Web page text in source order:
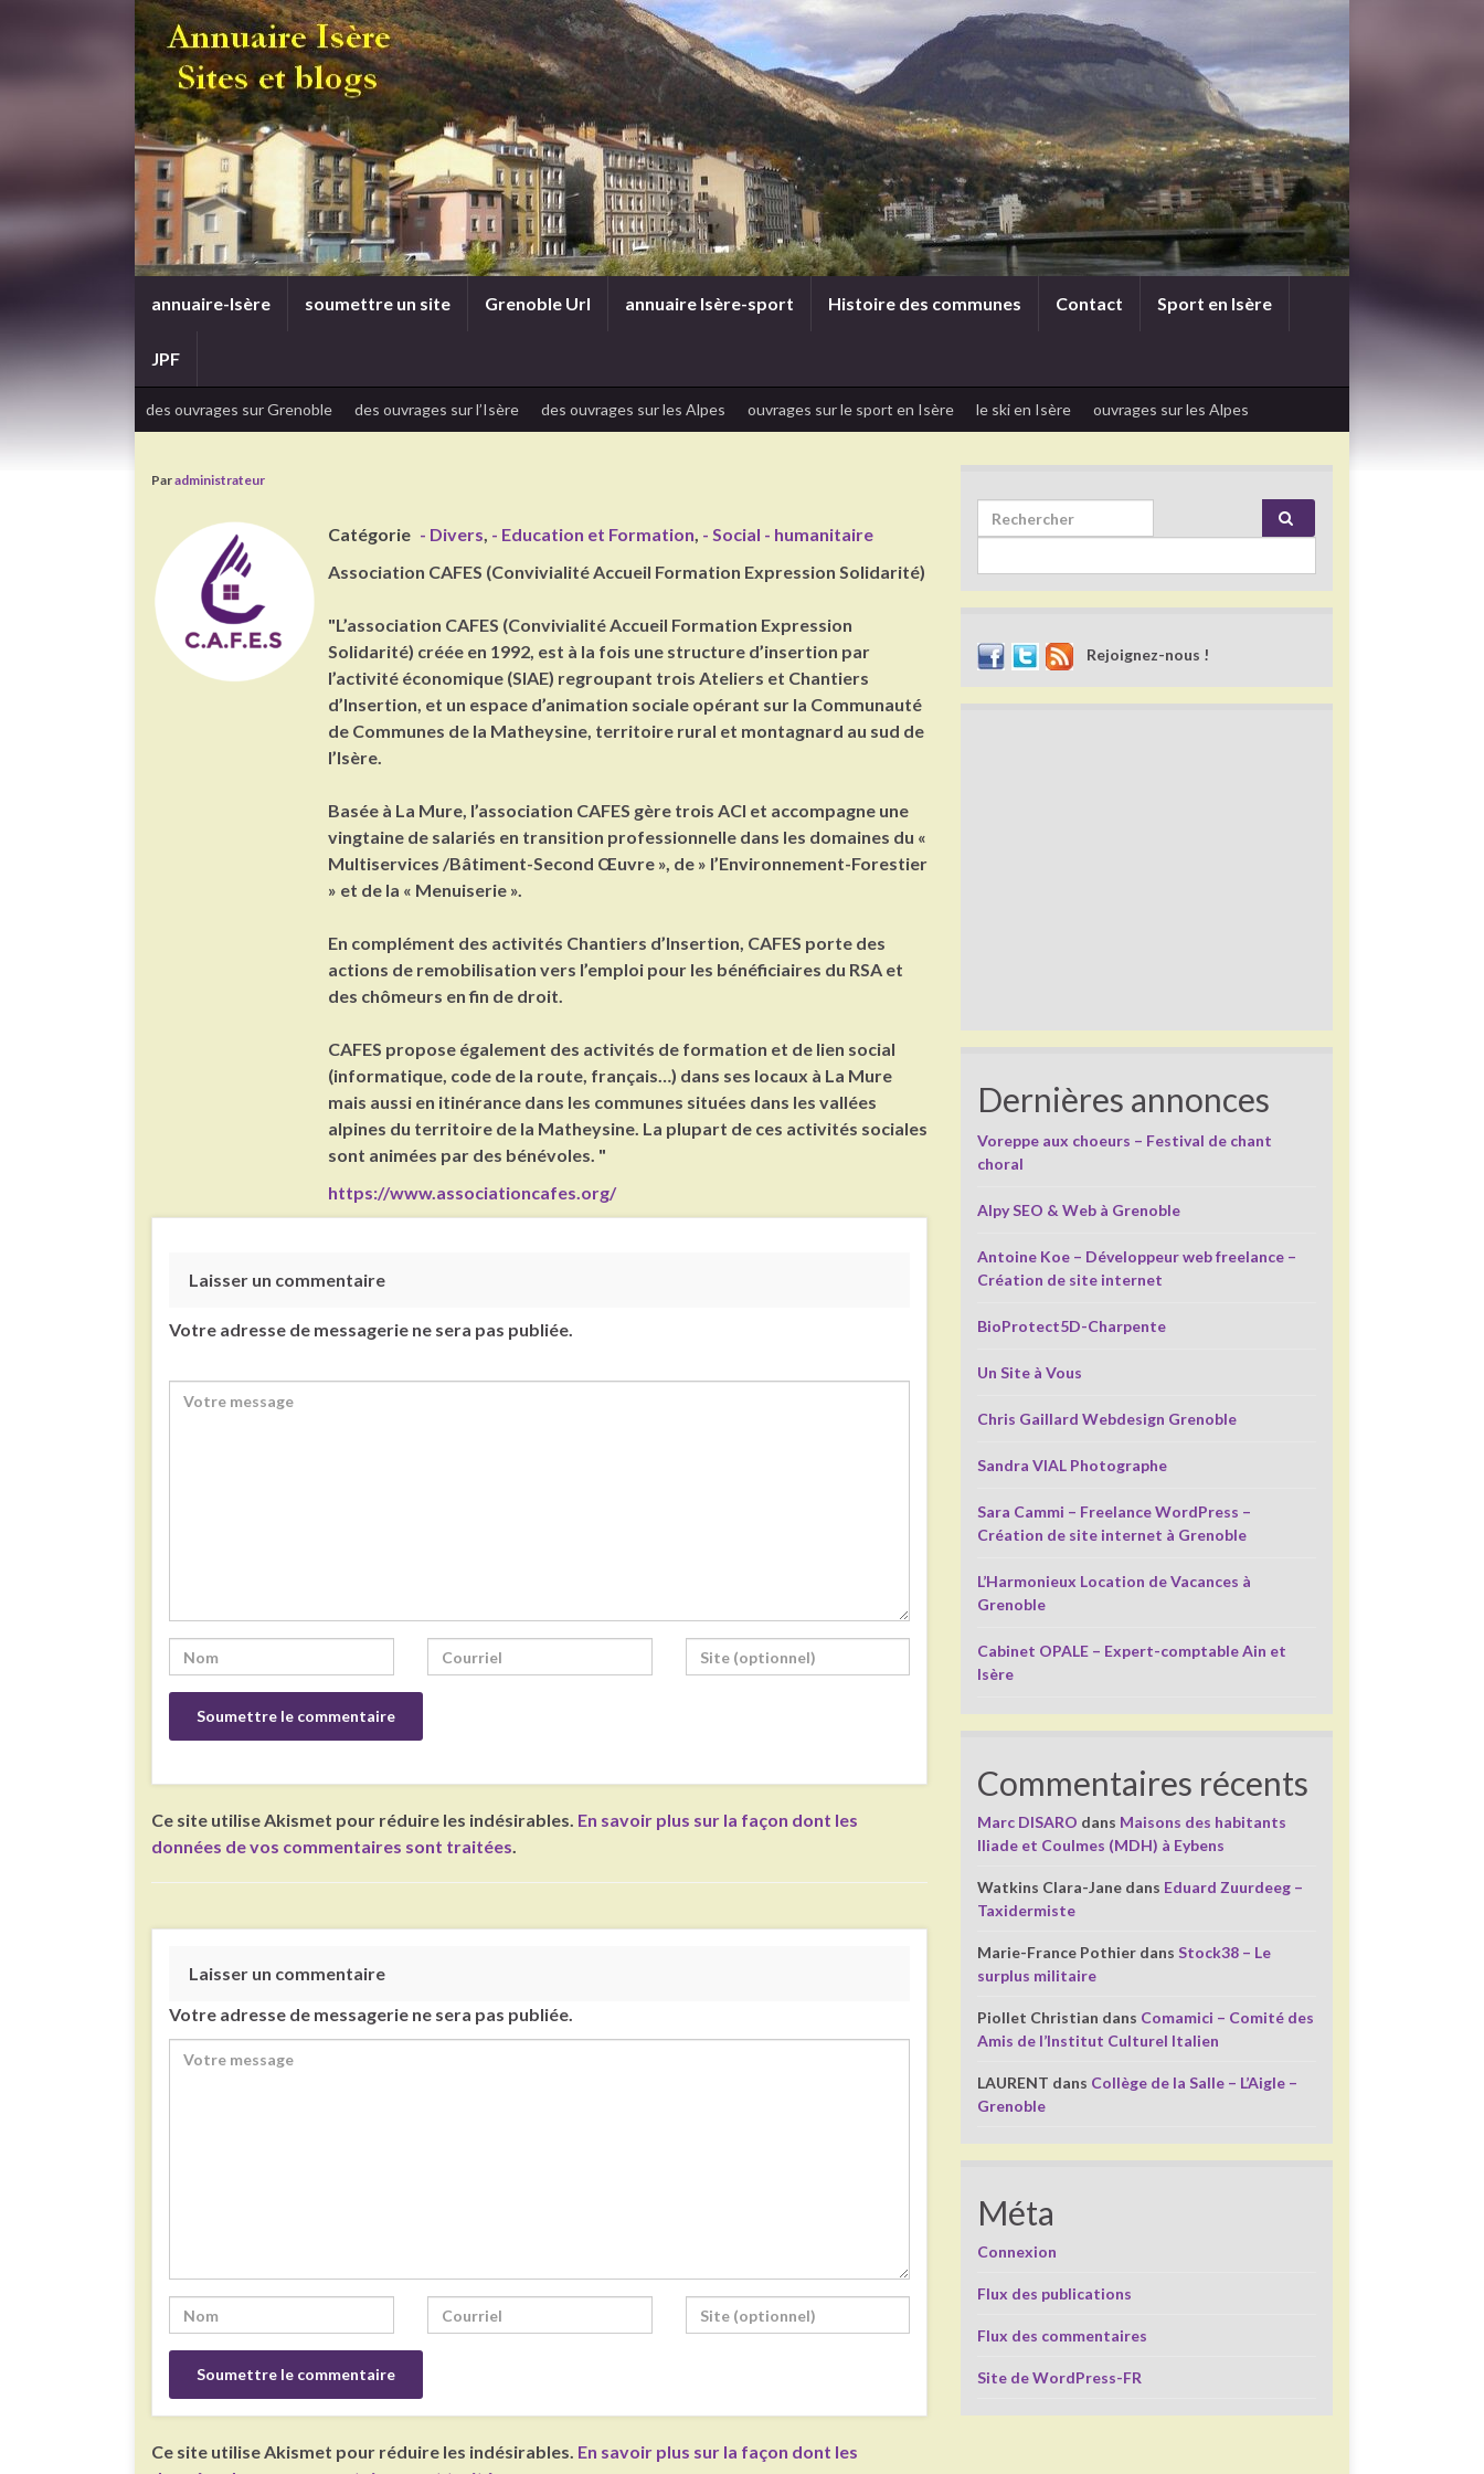
annuaire-Isère soumettre un site Grenoble Url annuaire Isère-sport Histoire des communes Contact Sport en Isère
JPF
des ouvrages sur Grenoble des ouvrages sur l’Isère des ouvrages sur les Alpes ouvrages sur le sport en Isère le ski en Isère ouvrages sur les Alpes
Paradministrateur
Catégorie - Divers, - Education et Formation, - Social - humanitaire
Association CAFES (Convivialité Accueil Formation Expression Solidarité)
"L’association CAFES (Convivialité Accueil Formation Expression
Solidarité) créée en 1992, est à la fois une structure d’insertion par
l’activité économique (SIAE) regroupant trois Ateliers et Chantiers
d’Insertion, et un espace d’animation sociale opérant sur la Communauté
de Communes de la Matheysine, territoire rural et montagnard au sud de
l’Isère.
Basée à La Mure, l’association CAFES gère trois ACI et accompagne une
vingtaine de salariés en transition professionnelle dans les domaines du «
Multiservices /Bâtiment-Second Œuvre », de » l’Environnement-Forestier
» et de la « Menuiserie ».
En complément des activités Chantiers d’Insertion, CAFES porte des
actions de remobilisation vers l’emploi pour les bénéficiaires du RSA et
des chômeurs en fin de droit.
CAFES propose également des activités de formation et de lien social
(informatique, code de la route, français…) dans ses locaux à La Mure
mais aussi en itinérance dans les communes situées dans les vallées
alpines du territoire de la Matheysine. La plupart de ces activités sociales
sont animées par des bénévoles. "
https://www.associationcafes.org/
Laisser un commentaire
Votre adresse de messagerie ne sera pas publiée.
Ce site utilise Akismet pour réduire les indésirables. En savoir plus sur la façon dont les
données de vos commentaires sont traitées.
Laisser un commentaire
Votre adresse de messagerie ne sera pas publiée.
Ce site utilise Akismet pour réduire les indésirables. En savoir plus sur la façon dont les
Search for:
Rejoignez-nous !
Dernières annonces
Voreppe aux choeurs – Festival de chant
choral
Alpy SEO & Web à Grenoble
Antoine Koe – Développeur web freelance –
Création de site internet
BioProtect5D-Charpente
Un Site à Vous
Chris Gaillard Webdesign Grenoble
Sandra VIAL Photographe
Sara Cammi – Freelance WordPress –
Création de site internet à Grenoble
L’Harmonieux Location de Vacances à
Grenoble
Cabinet OPALE – Expert-comptable Ain et
Isère
Commentaires récents
Marc DISARO dans Maisons des habitants
Iliade et Coulmes (MDH) à Eybens
Watkins Clara-Jane dans Eduard Zuurdeeg –
Taxidermiste
Marie-France Pothier dansStock38 – Le
surplus militaire
Piollet Christian dans Comamici – Comité des
Amis de l’Institut Culturel Italien
LAURENT dans Collège de la Salle – L’Aigle –
Grenoble
Méta
Connexion
Flux des publications
Flux des commentaires
Site de WordPress-FR